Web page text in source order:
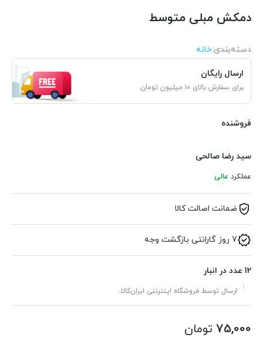
دمکش مبلی متوسط
دسته‌بندی‌:خانه
ارسال رایگان
برای سفارش بالای ۱۰ میلیون تومان
فروشنده
سید رضا صالحی
عملکرد عالی
ضمانت اصالت کالا
7 روز گارانتی بازگشت وجه
12 عدد در انبار
ارسال توسط فروشگاه اینترنتی ایران‌کالا.
75,000 تومان